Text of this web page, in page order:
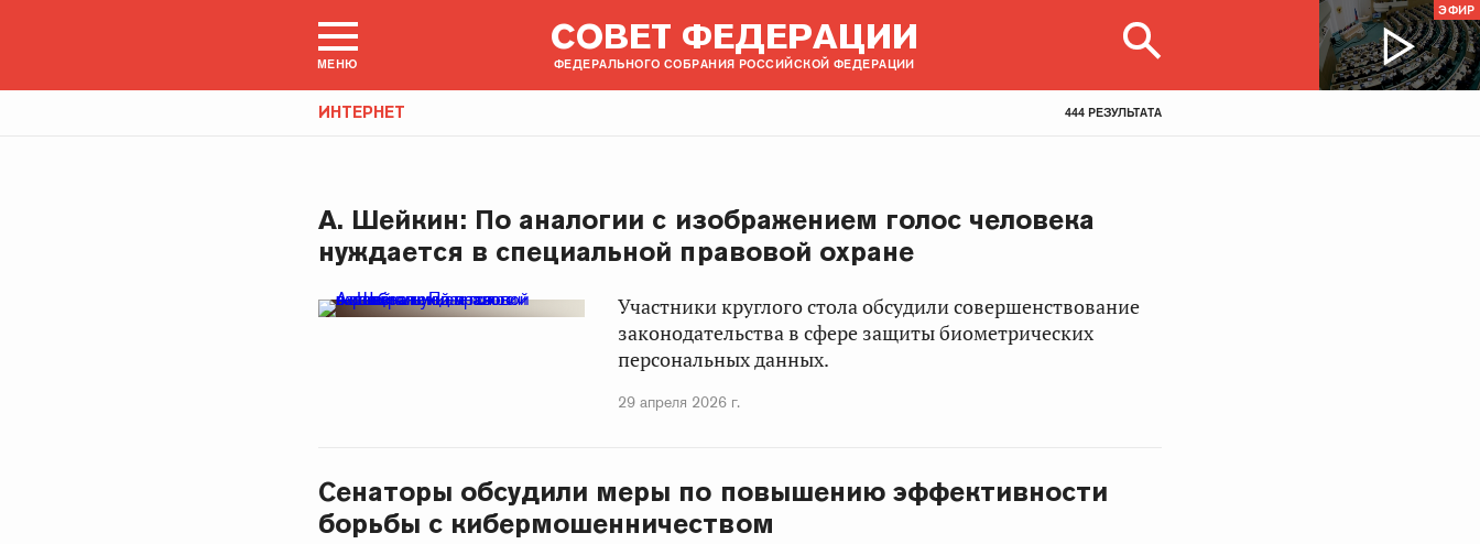
МЕНЮ
СОВЕТ ФЕДЕРАЦИИ
ФЕДЕРАЛЬНОГО СОБРАНИЯ РОССИЙСКОЙ ФЕДЕРАЦИИ
ЭФИР
ИНТЕРНЕТ 444 РЕЗУЛЬТАТА
А. Шейкин: По аналогии с изображением голос человека
нуждается в специальной правовой охране
Участники круглого стола обсудили совершенствование
законодательства в сфере защиты биометрических
персональных данных.
29 апреля 2026 г.
Сенаторы обсудили меры по повышению эффективности
борьбы с кибермошенничеством